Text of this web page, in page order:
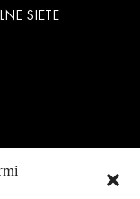
SIETE